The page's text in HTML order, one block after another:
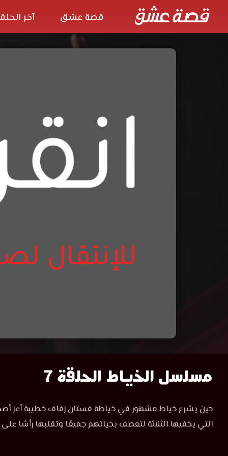
قصة عشق آخر
مسلسل
الخياط
الحلقة
مسلسل الخياط الحلقة 7
مسلسل
الخياط
الحلقة
حين يشرع خياط مشهور في خياطة فستان زفاف خطيبة أعز
التي يخفيها الثلاثة لتعصف بحياتهم جميعًا وتقلبها رأسًا